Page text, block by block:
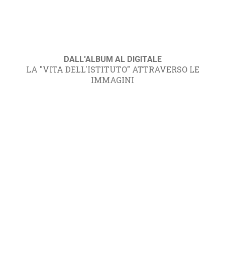
DALL'ALBUM AL DIGITALE
LA "VITA DELL'ISTITUTO" ATTRAVERSO LE
IMMAGINI